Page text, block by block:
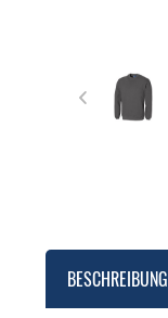
BESCHREIBUNG